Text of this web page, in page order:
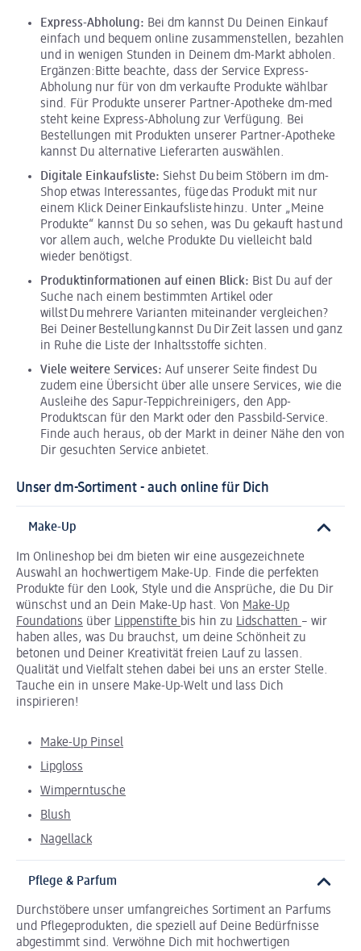
Express-Abholung: Bei dm kannst Du Deinen Einkauf
einfach und bequem online zusammenstellen, bezahlen
und in wenigen Stunden in Deinem dm-Markt abholen.
Ergänzen:Bitte beachte, dass der Service Express-
Abholung nur für von dm verkaufte Produkte wählbar
sind. Für Produkte unserer Partner-Apotheke dm-med
steht keine Express-Abholung zur Verfügung. Bei
Bestellungen mit Produkten unserer Partner-Apotheke
kannst Du alternative Lieferarten auswählen.
Digitale Einkaufsliste: Siehst Du beim Stöbern im dm-
Shop etwas Interessantes, füge das Produkt mit nur
einem Klick Deiner Einkaufsliste hinzu. Unter „Meine
Produkte“ kannst Du so sehen, was Du gekauft hast und
vor allem auch, welche Produkte Du vielleicht bald
wieder benötigst.
Produktinformationen auf einen Blick: Bist Du auf der
Suche nach einem bestimmten Artikel oder
willst Du mehrere Varianten miteinander vergleichen?
Bei Deiner Bestellung kannst Du Dir Zeit lassen und ganz
in Ruhe die Liste der Inhaltsstoffe sichten.
Viele weitere Services: Auf unserer Seite findest Du
zudem eine Übersicht über alle unsere Services, wie die
Ausleihe des Sapur-Teppichreinigers, den App-
Produktscan für den Markt oder den Passbild-Service.
Finde auch heraus, ob der Markt in deiner Nähe den von
Dir gesuchten Service anbietet.
Unser dm-Sortiment - auch online für Dich
Make-Up
Im Onlineshop bei dm bieten wir eine ausgezeichnete
Auswahl an hochwertigem Make-Up. Finde die perfekten
Produkte für den Look, Style und die Ansprüche, die Du Dir
wünschst und an Dein Make-Up hast. Von Make-Up
Foundations über Lippenstifte bis hin zu Lidschatten – wir
haben alles, was Du brauchst, um deine Schönheit zu
betonen und Deiner Kreativität freien Lauf zu lassen.
Qualität und Vielfalt stehen dabei bei uns an erster Stelle.
Tauche ein in unsere Make-Up-Welt und lass Dich
inspirieren!
Make-Up Pinsel
Lipgloss
Wimperntusche
Blush
Nagellack
Pflege & Parfum
Durchstöbere unser umfangreiches Sortiment an Parfums
und Pflegeprodukten, die speziell auf Deine Bedürfnisse
abgestimmt sind. Verwöhne Dich mit hochwertigen